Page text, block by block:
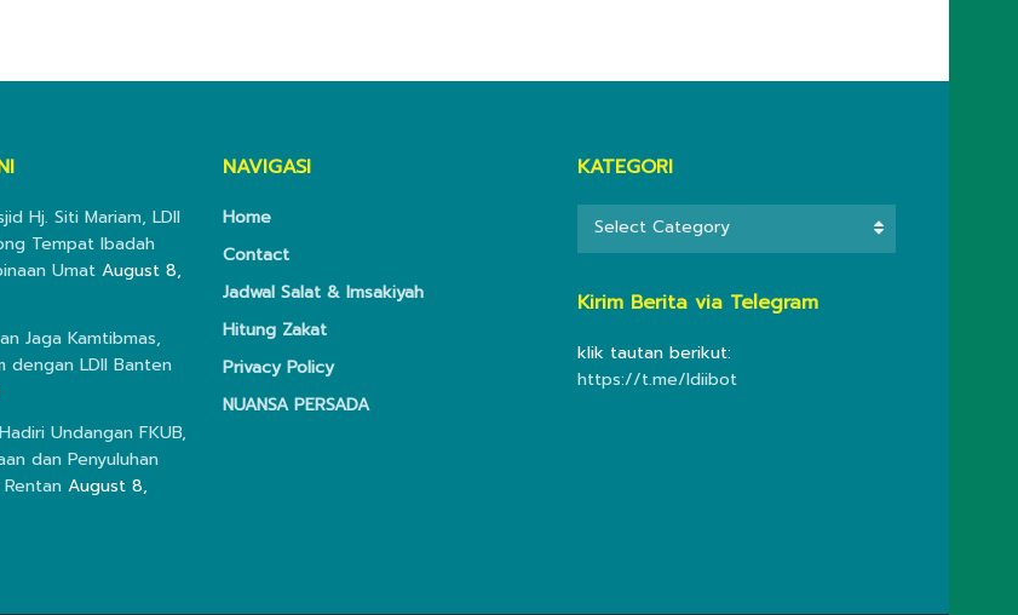
Hj. Siti Mariam, LDII
Tempat Ibadah
Umat August 8,
Jaga Kamtibmas,
dengan LDII Banten
Undangan FKUB,
dan Penyuluhan
August 8,
NAVIGASI
Home
Contact
Jadwal Salat & Imsakiyah
Hitung Zakat
Privacy Policy
NUANSA PERSADA
KATEGORI
KATEGORI
Select Category
Kirim Berita via Telegram
klik tautan berikut:
https://t.me/ldiibot